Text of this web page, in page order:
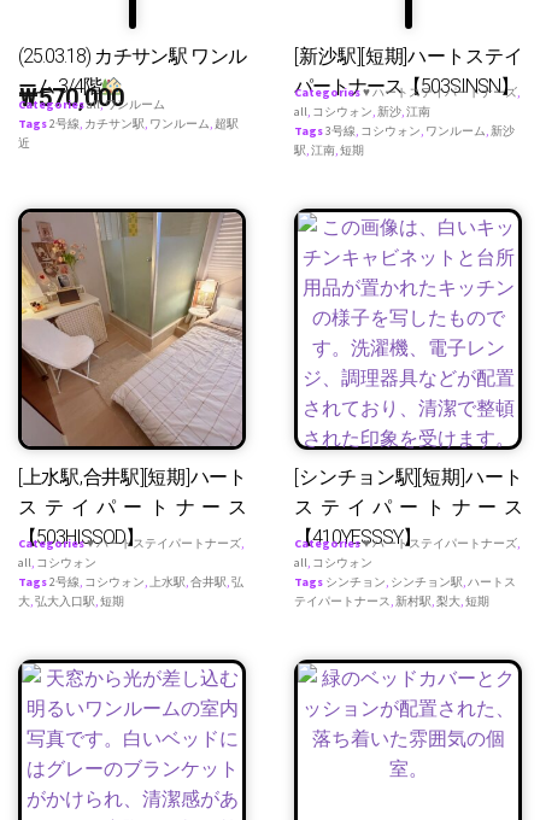
(25.03.18) カチサン駅 ワンル
ーム 3/4階
₩570,000
Categoriesall,ワンルーム
Tags2号線, カチサン駅, ワンルーム, 超駅
近
[新沙駅][短期]ハートステイ
パートナース【503SINSN】
Categories♥ ハートステイパートナーズ,
all, コシウォン,新沙,江南
Tags3号線, コシウォン, ワンルーム,新沙
駅,江南,短期
[上水駅,合井駅][短期]ハート
ステイパートナース
【503HISSOD】
Categories♥ ハートステイパートナーズ,
all, コシウォン
Tags2号線, コシウォン, 上水駅,合井駅,弘
大,弘大入口駅,短期
[シンチョン駅][短期]ハート
ステイパートナース
【410YESSSY】
Categories♥ ハートステイパートナーズ,
all, コシウォン
Tags シンチョン, シンチョン駅,ハートス
テイパートナース,新村駅,梨大,短期